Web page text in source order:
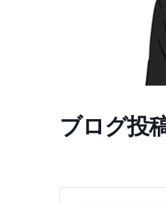
ブログ投